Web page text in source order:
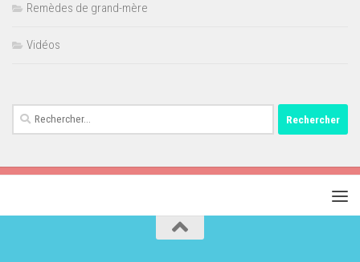
Remèdes de grand-mère
Vidéos
Rechercher :